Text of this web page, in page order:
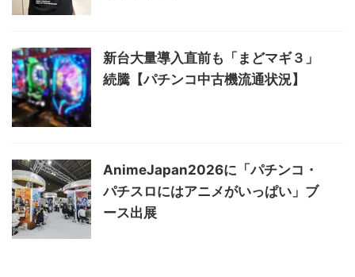
新台大量導入直前も「まどマギ３」
続騰【パチンコ中古機流通状況】
AnimeJapan2026に「パチンコ・
パチスロにはアニメがいっぱい」ブ
ース出展